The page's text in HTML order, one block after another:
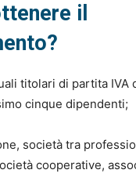
il
titolari di partita IVA
cinque dipendenti;
società tra
cooperative,